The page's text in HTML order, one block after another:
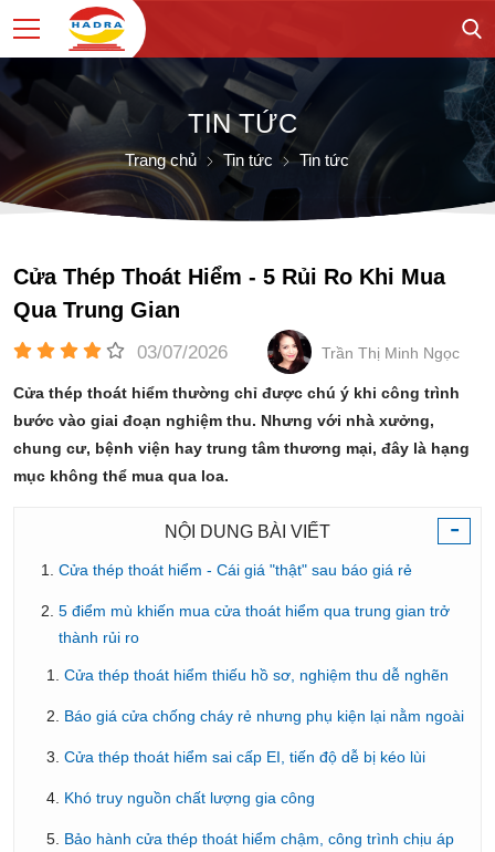
TIN TỨC
Trang chủ Tin tức Tin tức
Cửa Thép Thoát Hiểm - 5 Rủi Ro Khi Mua
Qua Trung Gian
03/07/2026 Trần Thị Minh Ngọc
Cửa thép thoát hiểm thường chỉ được chú ý khi công trình
bước vào giai đoạn nghiệm thu. Nhưng với nhà xưởng,
chung cư, bệnh viện hay trung tâm thương mại, đây là hạng
mục không thể mua qua loa.
-
NỘI DUNG BÀI VIẾT
Cửa thép thoát hiểm - Cái giá "thật" sau báo giá rẻ
5 điểm mù khiến mua cửa thoát hiểm qua trung gian trở
thành rủi ro
Cửa thép thoát hiểm thiếu hồ sơ, nghiệm thu dễ nghẽn
Báo giá cửa chống cháy rẻ nhưng phụ kiện lại nằm ngoài
Cửa thép thoát hiểm sai cấp EI, tiến độ dễ bị kéo lùi
Khó truy nguồn chất lượng gia công
Bảo hành cửa thép thoát hiểm chậm, công trình chịu áp